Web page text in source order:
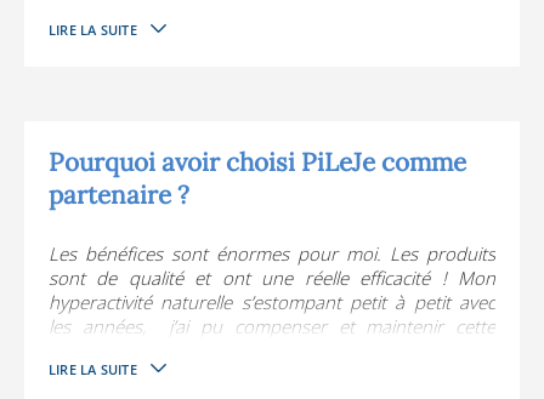
de la fédération équestre internationale FEI avec mes
où l’on pourrait encore faire des améliorations et
finalement décider lequel des mes 2 compagnons
(entre Altier et Happy) m’accompagnera à Versailles !
LIRE LA SUITE
Pourquoi avoir choisi PiLeJe comme
partenaire ?
Les bénéfices sont énormes pour moi. Les produits
sont de qualité et ont une réelle efficacité ! Mon
hyperactivité naturelle s’estompant petit à petit avec
les années,
j’ai pu compenser et maintenir cette
permettent de faire un véritable lien entre ma passion
LIRE LA SUITE